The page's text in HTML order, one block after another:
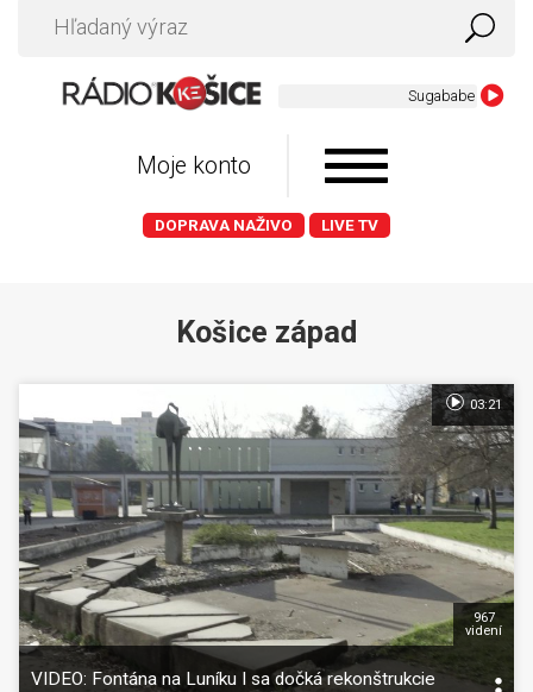
Sugababes - Push
Moje konto
DOPRAVA NAŽIVO LIVE TV
Košice západ
VIDEO: Fontána na Luníku I sa dočká rekonštrukcie
967
videní
03:21